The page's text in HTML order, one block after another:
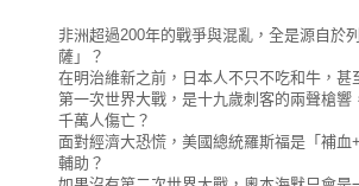
非洲超過200年的戰爭與混亂，全是源自於
薩」？
在明治維新之前，日本人不只不吃和牛，甚
第一次世界大戰，是十九歲刺客的兩聲槍響
千萬人傷亡？
面對經濟大恐慌，美國總統羅斯福是「補血
輔助？